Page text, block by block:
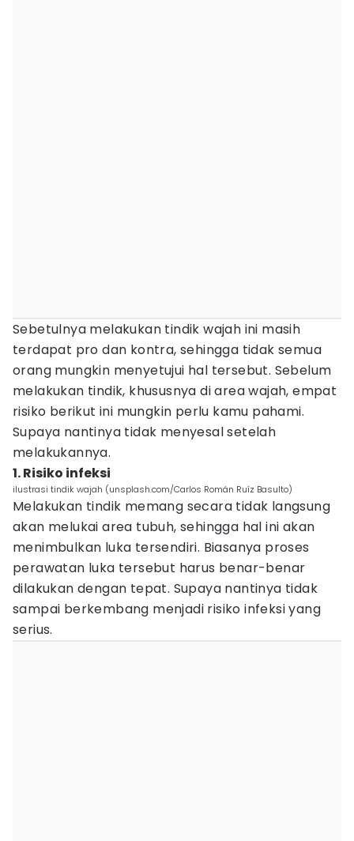
Sebetulnya melakukan tindik wajah ini masih
terdapat pro dan kontra, sehingga tidak semua
orang mungkin menyetujui hal tersebut. Sebelum
melakukan tindik, khususnya di area wajah, empat
risiko berikut ini mungkin perlu kamu pahami.
Supaya nantinya tidak menyesal setelah
melakukannya.
1. Risiko infeksi
ilustrasi tindik wajah (unsplash.com/Carlos Román Ruíz Basulto)
Melakukan tindik memang secara tidak langsung
akan melukai area tubuh, sehingga hal ini akan
menimbulkan luka tersendiri. Biasanya proses
perawatan luka tersebut harus benar-benar
dilakukan dengan tepat. Supaya nantinya tidak
sampai berkembang menjadi risiko infeksi yang
serius.